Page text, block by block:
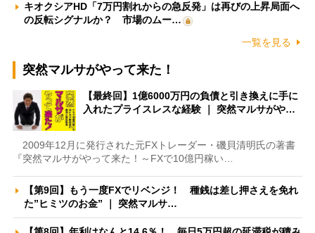
キオクシアHD「7万円割れからの急反発」は再びの上昇局面へ
の反転シグナルか？ 市場のムー…
一覧を見る
突然マルサがやって来た！
【最終回】1億6000万円の負債と引き換えに手に
入れたプライスレスな経験 ｜ 突然マルサがや…
2009年12月に発行された元FXトレーダー・磯貝清明氏の著書
『突然マルサがやって来た！～FXで10億円稼い…
【第9回】もう一度FXでリベンジ！ 種銭は差し押さえを免れ
た”ヒミツのお金” ｜ 突然マルサ…